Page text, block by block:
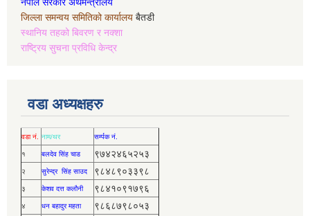
जिल्ला समन्वय समितिको कार्यालय बैतडी
स्थानिय तहको बिवरण र नक्शा
राष्ट्रिय सुचना प्रविधि केन्द्र
वडा अध्यक्षहरु
वडा नं. नाम/थर सर्म्पक नं.
१ बलदेव सिंह चाड ९७४२४६५२५३
२ सुरेन्द्र सिंह साउद ९८४८९०३३९८
३ केशव दत्त कलौनी ९८४१०९१७९६
४ धन बहादुर महता ९८६८७९८०५३